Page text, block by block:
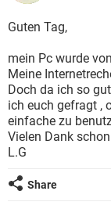
FACEBOOK
WHATSAPP
ANDROID
WINDOWS 10
WHATSAPP
FACEBOOK
SPIELE
WINDOWS 10
WHATSAPP
FACEBOOK
Guten Tag,
mein Pc wurde
Meine
Doch da ich so
ich euch gefragt ,
einfache zu
Vielen Dank
L.G
Share